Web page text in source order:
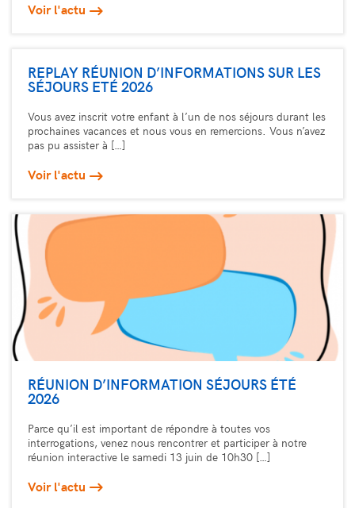
Voir l'actu
REPLAY RÉUNION D’INFORMATIONS SUR LES
SÉJOURS ETÉ 2026
Vous avez inscrit votre enfant à l’un de nos séjours durant les
prochaines vacances et nous vous en remercions. Vous n’avez
pas pu assister à […]
Voir l'actu
RÉUNION D’INFORMATION SÉJOURS ÉTÉ
2026
Parce qu’il est important de répondre à toutes vos
interrogations, venez nous rencontrer et participer à notre
réunion interactive le samedi 13 juin de 10h30 […]
Voir l'actu